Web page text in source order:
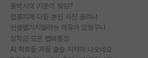
물박사의 기준이 뭐임?
랩홈피에 다들 본인 사진 올리냐
신생랩가지말라는 이유가 있었구나
장학금 모은 랩비통장
AI 학회들 거품 슬슬 지적이 나오네요